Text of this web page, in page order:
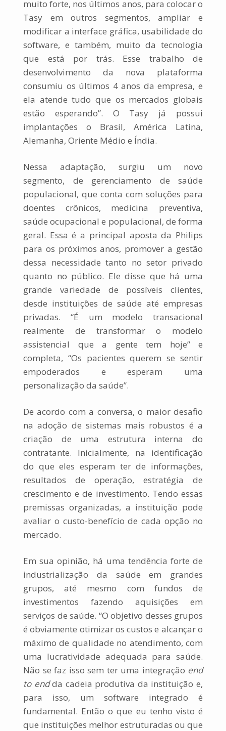
muito forte, nos últimos anos, para colocar o
Tasy em outros segmentos, ampliar e
modificar a interface gráfica, usabilidade do
software, e também, muito da tecnologia
que está por trás. Esse trabalho de
desenvolvimento da nova plataforma
consumiu os últimos 4 anos da empresa, e
ela atende tudo que os mercados globais
estão esperando”. O Tasy já possui
implantações o Brasil, América Latina,
Alemanha, Oriente Médio e Índia.
Nessa adaptação, surgiu um novo
segmento, de gerenciamento de saúde
populacional, que conta com soluções para
doentes crônicos, medicina preventiva,
saúde ocupacional e populacional, de forma
geral. Essa é a principal aposta da Philips
para os próximos anos, promover a gestão
dessa necessidade tanto no setor privado
quanto no público. Ele disse que há uma
grande variedade de possíveis clientes,
desde instituições de saúde até empresas
privadas. “É um modelo transacional
realmente de transformar o modelo
assistencial que a gente tem hoje” e
completa, “Os pacientes querem se sentir
empoderados e esperam uma
personalização da saúde”.
De acordo com a conversa, o maior desafio
na adoção de sistemas mais robustos é a
criação de uma estrutura interna do
contratante. Inicialmente, na identificação
do que eles esperam ter de informações,
resultados de operação, estratégia de
crescimento e de investimento. Tendo essas
premissas organizadas, a instituição pode
avaliar o custo-benefício de cada opção no
mercado.
Em sua opinião, há uma tendência forte de
industrialização da saúde em grandes
grupos, até mesmo com fundos de
investimentos fazendo aquisições em
serviços de saúde. “O objetivo desses grupos
é obviamente otimizar os custos e alcançar o
máximo de qualidade no atendimento, com
uma lucratividade adequada para saúde.
Não se faz isso sem ter uma integração end
to endda cadeia produtiva da instituição e,
para isso, um software integrado é
fundamental. Então o que eu tenho visto é
que instituições melhor estruturadas ou que